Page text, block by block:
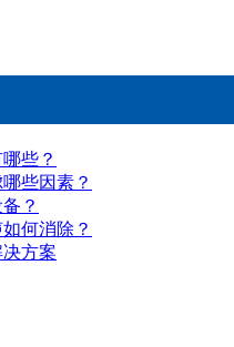
些？
些因素？
？
何消除？
方案